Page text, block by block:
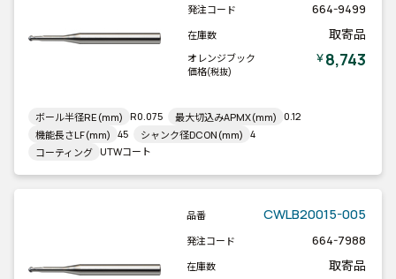
発注コード 664-9499
在庫数 取寄品
オレンジブック
価格(税抜)
￥8,743
ボール半径RE(mm) R0.075 最大切込みAPMX(mm) 0.12
機能長さLF(mm) 45 シャンク径DCON(mm) 4
コーティング UTWコート
品番 CWLB20015-005
発注コード 664-7988
在庫数 取寄品